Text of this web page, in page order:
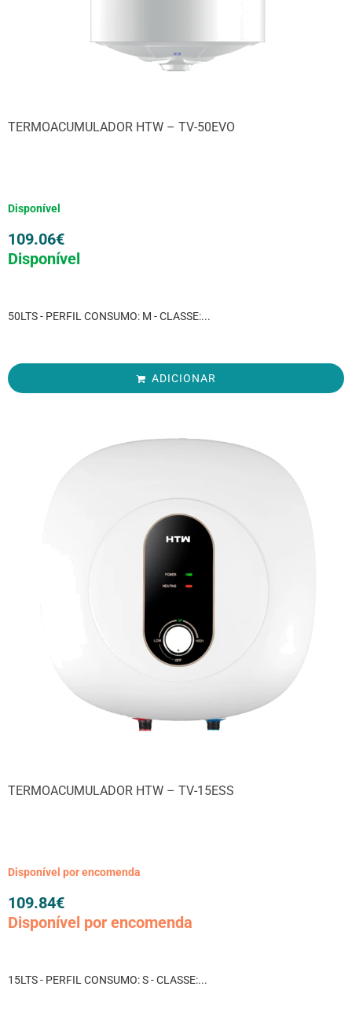
TERMOACUMULADOR HTW – TV-50EVO
Disponível
109.06€
Disponível
50LTS - PERFIL CONSUMO: M - CLASSE:...
ADICIONAR
TERMOACUMULADOR HTW – TV-15ESS
Disponível por encomenda
109.84€
Disponível por encomenda
15LTS - PERFIL CONSUMO: S - CLASSE:...